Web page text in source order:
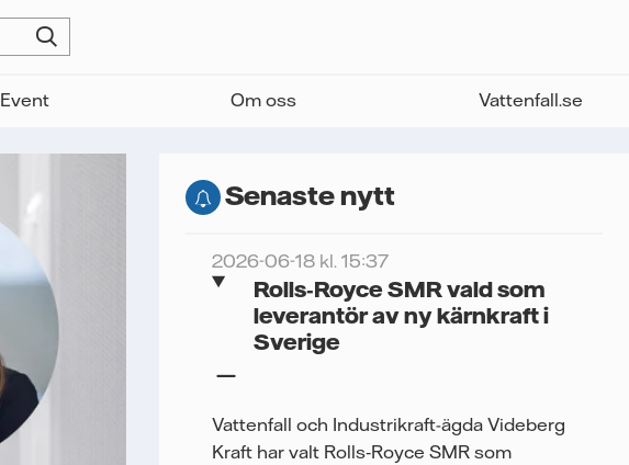
Event Om oss Vattenfall.se
Senaste nytt
2026-06-18 kl. 15:37
Rolls‑Royce SMR vald som
leverantör av ny kärnkraft i
Sverige
Vattenfall och Industrikraft-ägda Videberg
Kraft har valt Rolls‑Royce SMR som